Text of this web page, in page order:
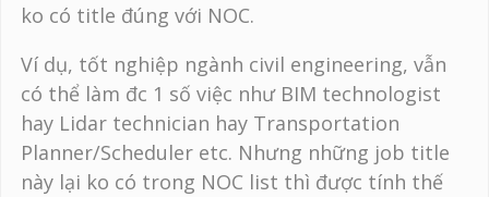
ko có title đúng với NOC.
Ví dụ, tốt nghiệp ngành civil engineering, vẫn
có thể làm đc 1 số việc như BIM technologist
hay Lidar technician hay Transportation
Planner/Scheduler etc. Nhưng những job title
này lại ko có trong NOC list thì được tính thế